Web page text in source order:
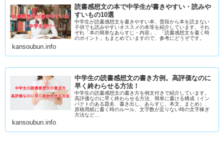
読書感想文の本で中学生が書きやすい・読みや
すいもの10選
中学生が読書感想文を書きやすい本、普段から本を読まない
子供でも読みやすいオススメの本等を紹介しています。それ
ぞれ「本の簡単なあらすじ・内容」、「読書感想文を書く時
のポイント」もまとめていますので、参考にどうぞです。
kansoubun.info
中学生の読書感想文の書き方例。高評価なのに
早く終わらせる方法！
中学生の読書感想文の書き方を例文付きで紹介しています。
高評価なのに早く終わらせる方法、簡単に書ける構成（イン
パクトのある題名、書き出し、あらすじ、本文、まとめ）、
原稿用紙に書く時のルール、文字数が足りない時の文字稼ぎ
方法など…
kansoubun.info